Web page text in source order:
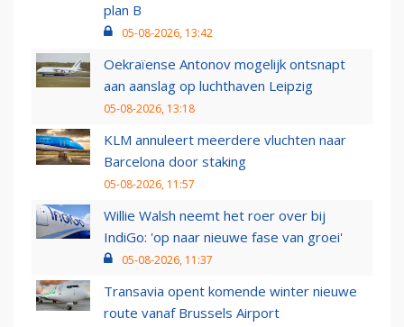
plan B
05-08-2026, 13:42
Oekraïense Antonov mogelijk ontsnapt
aan aanslag op luchthaven Leipzig
05-08-2026, 13:18
KLM annuleert meerdere vluchten naar
Barcelona door staking
05-08-2026, 11:57
Willie Walsh neemt het roer over bij
IndiGo: 'op naar nieuwe fase van groei'
05-08-2026, 11:37
Transavia opent komende winter nieuwe
route vanaf Brussels Airport